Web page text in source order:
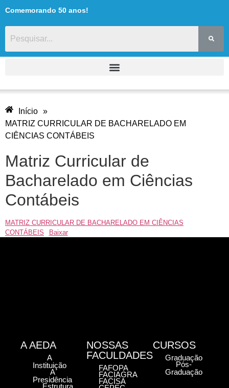
conteúdo
Comemorando 50 anos!
Início »
MATRIZ CURRICULAR DE BACHARELADO EM
CIÊNCIAS CONTÁBEIS
Matriz Curricular de
Bacharelado em Ciências
Contábeis
MATRIZ CURRICULAR DE BACHARELADO EM CIÊNCIAS
CONTÁBEIS
Baixar
A AEDA
A
Instituição
A
Presidência
Estrutura
NOSSAS
FACULDADES
FAFOPA
FACIAGRA
FACISA
CURSOS
Graduação
Pós-
Graduação